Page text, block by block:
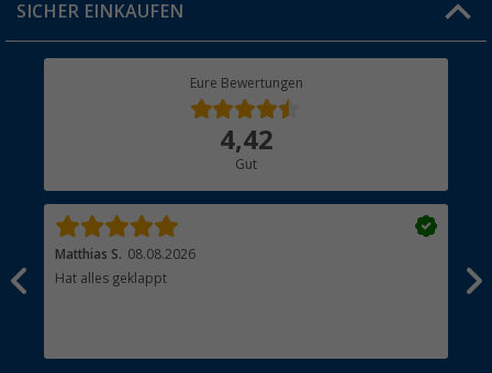
Rücksendung
SICHER EINKAUFEN
Eure Bewertungen
4,42
Gut
Matthias S. 08.08.2026
Hat alles geklappt